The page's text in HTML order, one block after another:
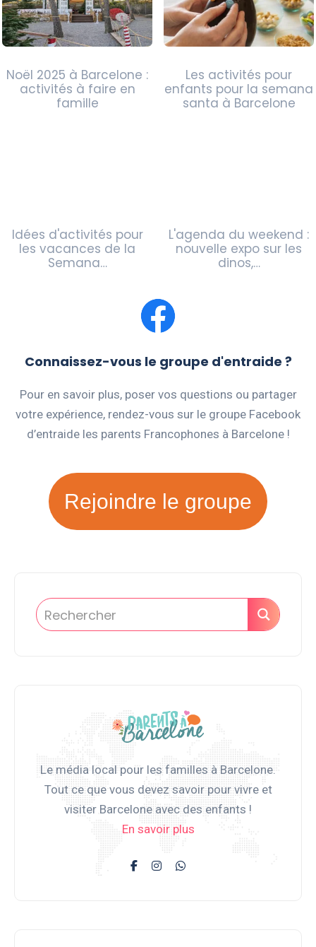
Noël 2025 à Barcelone :
activités à faire en
famille
Les activités pour
enfants pour la semana
santa à Barcelone
Idées d'activités pour
les vacances de la
Semana…
L'agenda du weekend :
nouvelle expo sur les
dinos,…
Connaissez-vous le groupe d'entraide ?
Pour en savoir plus, poser vos questions ou partager
votre expérience, rendez-vous sur le groupe Facebook
d’entraide les parents Francophones à Barcelone !
Rejoindre le groupe
Le média local pour les familles à Barcelone.
Tout ce que vous devez savoir pour vivre et
visiter Barcelone avec des enfants !
En savoir plus